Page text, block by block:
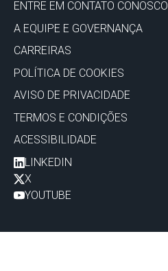
ENTRE EM CONTATO CONOSCO
A EQUIPE E GOVERNANÇA
CARREIRAS
POLÍTICA DE COOKIES
AVISO DE PRIVACIDADE
TERMOS E CONDIÇÕES
ACESSIBILIDADE
LINKEDIN
X
YOUTUBE